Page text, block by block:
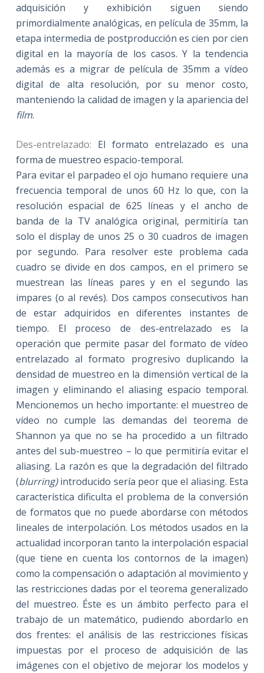
adquisición y exhibición siguen siendo
primordialmente analógicas, en película de 35mm, la
etapa intermedia de postproducción es cien por cien
digital en la mayoría de los casos. Y la tendencia
además es a migrar de película de 35mm a vídeo
digital de alta resolución, por su menor costo,
manteniendo la calidad de imagen y la apariencia del
film.
Des-entrelazado: El formato entrelazado es una
forma de muestreo espacio-temporal.
Para evitar el parpadeo el ojo humano requiere una
frecuencia temporal de unos 60 Hz lo que, con la
resolución espacial de 625 líneas y el ancho de
banda de la TV analógica original, permitiría tan
solo el display de unos 25 o 30 cuadros de imagen
por segundo. Para resolver este problema cada
cuadro se divide en dos campos, en el primero se
muestrean las líneas pares y en el segundo las
impares (o al revés). Dos campos consecutivos han
de estar adquiridos en diferentes instantes de
tiempo. El proceso de des-entrelazado es la
operación que permite pasar del formato de vídeo
entrelazado al formato progresivo duplicando la
densidad de muestreo en la dimensión vertical de la
imagen y eliminando el aliasing espacio temporal.
Mencionemos un hecho importante: el muestreo de
vídeo no cumple las demandas del teorema de
Shannon ya que no se ha procedido a un filtrado
antes del sub-muestreo – lo que permitiría evitar el
aliasing. La razón es que la degradación del filtrado
(blurring)introducido sería peor que el aliasing. Esta
característica dificulta el problema de la conversión
de formatos que no puede abordarse con métodos
lineales de interpolación. Los métodos usados en la
actualidad incorporan tanto la interpolación espacial
(que tiene en cuenta los contornos de la imagen)
como la compensación o adaptación al movimiento y
las restricciones dadas por el teorema generalizado
del muestreo. Éste es un ámbito perfecto para el
trabajo de un matemático, pudiendo abordarlo en
dos frentes: el análisis de las restricciones físicas
impuestas por el proceso de adquisición de las
imágenes con el objetivo de mejorar los modelos y